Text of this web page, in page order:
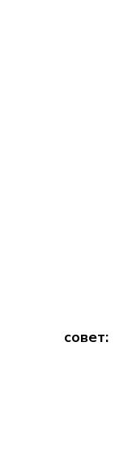
совет: